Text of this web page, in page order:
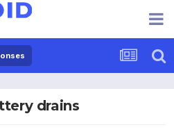
drains